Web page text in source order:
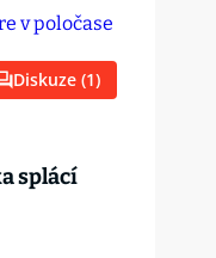
Diskuze (1)
splácí